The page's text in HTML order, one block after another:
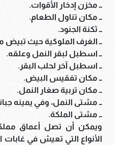
ــ مخزن إدخار الأقوات.
ــ مكان تناول الطعام.
ــ ثكنة الجنود.
ــ الغرف الملوكية حيث تبيض
ــ اسطبل لبقر النمل وعلقه.
ــ اسطبل آخر لحلب البقر.
ــ مكان تفقيس البيض.
ــ مكان تربية صغار النمل.
ــ مشتى النمل، وفي يمينه
ــ مشتى الملكة.
ويمكن أن تصل أعماق